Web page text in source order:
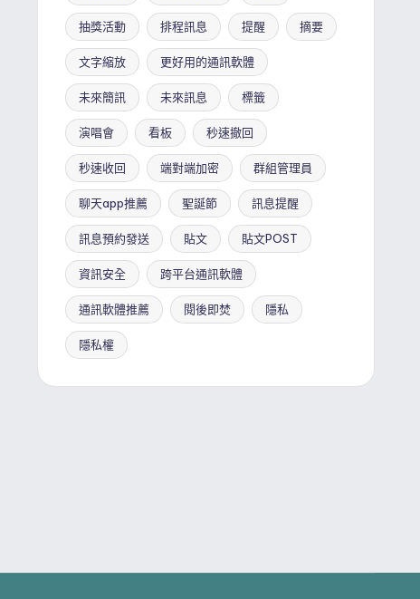
抽獎活動 排程訊息 提醒 摘要
文字縮放 更好用的通訊軟體
未來簡訊 未來訊息 標籤
演唱會 看板 秒速撤回
秒速收回 端對端加密 群組管理員
聊天app推薦 聖誕節 訊息提醒
訊息預約發送 貼文 貼文POST
資訊安全 跨平台通訊軟體
通訊軟體推薦 閱後即焚 隱私
隱私權